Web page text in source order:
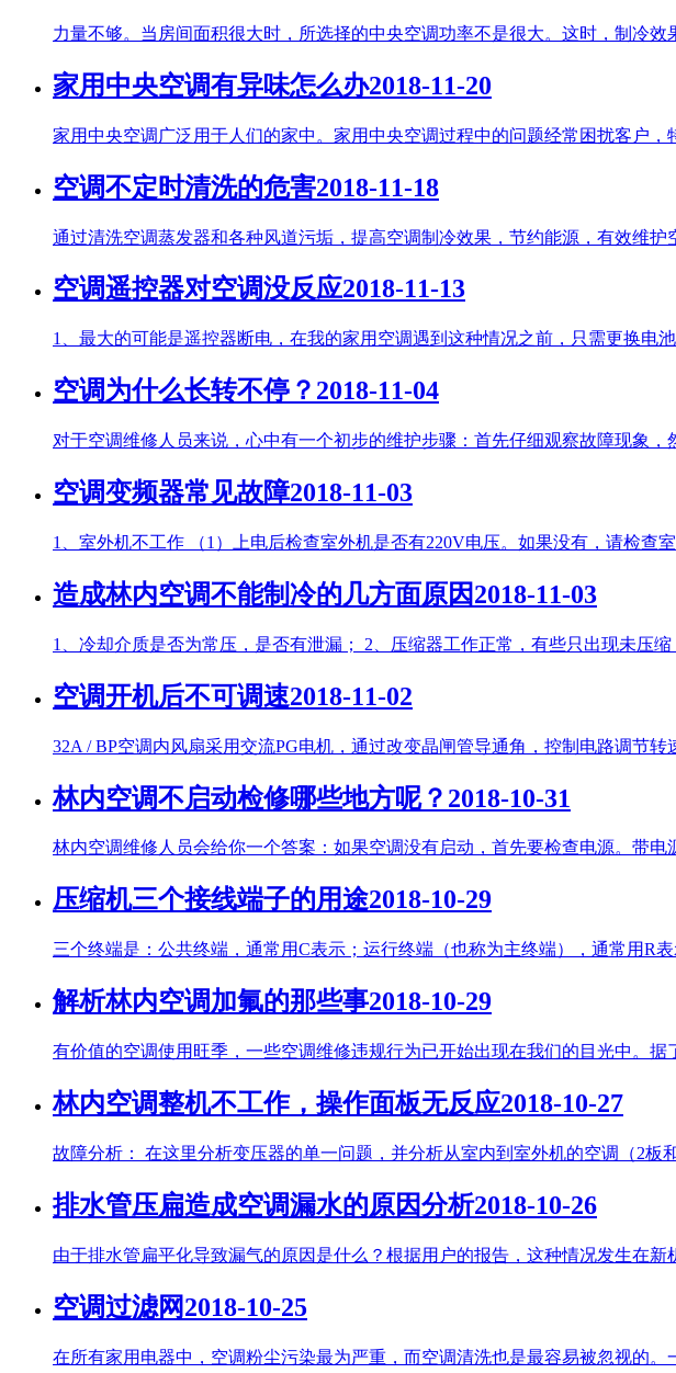
力量不够。当房间面积很大时，所选择的中央空调功率不是很大。这时，制冷效
家用中央空调有异味怎么办2018-11-20
家用中央空调广泛用于人们的家中。家用中央空调过程中的问题经常困扰客户，
空调不定时清洗的危害2018-11-18
通过清洗空调蒸发器和各种风道污垢，提高空调制冷效果，节约能源，有效维护
空调遥控器对空调没反应2018-11-13
1、最大的可能是遥控器断电，在我的家用空调遇到这种情况之前，只需更换电
空调为什么长转不停？ 2018-11-04
对于空调维修人员来说，心中有一个初步的维护步骤：首先仔细观察故障现象，
空调变频器常见故障2018-11-03
1、室外机不工作 （1）上电后检查室外机是否有220V电压。如果没有，请检查
造成林内空调不能制冷的几方面原因2018-11-03
1、冷却介质是否为常压，是否有泄漏； 2、压缩器工作正常，有些只出现未压缩
空调开机后不可调速2018-11-02
32A / BP空调内风扇采用交流PG电机，通过改变晶闸管导通角，控制电路调节转
林内空调不启动检修哪些地方呢？ 2018-10-31
林内空调维修人员会给你一个答案：如果空调没有启动，首先要检查电源。带电
压缩机三个接线端子的用途2018-10-29
三个终端是：公共终端，通常用C表示；运行终端（也称为主终端），通常用R
解析林内空调加氟的那些事2018-10-29
有价值的空调使用旺季，一些空调维修违规行为已开始出现在我们的目光中。据
林内空调整机不工作，操作面板无反应2018-10-27
故障分析： 在这里分析变压器的单一问题，并分析从室内到室外机的空调（2板
排水管压扁造成空调漏水的原因分析2018-10-26
由于排水管扁平化导致漏气的原因是什么？根据用户的报告，这种情况发生在新
空调过滤网2018-10-25
在所有家用电器中，空调粉尘污染最为严重，而空调清洗也是最容易被忽视的。